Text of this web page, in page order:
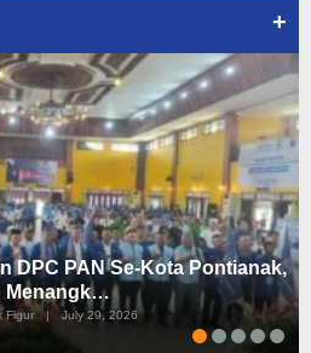
+
DPC PAN Se-Kota Pontianak,
Menangk…
Figur July 29, 2026